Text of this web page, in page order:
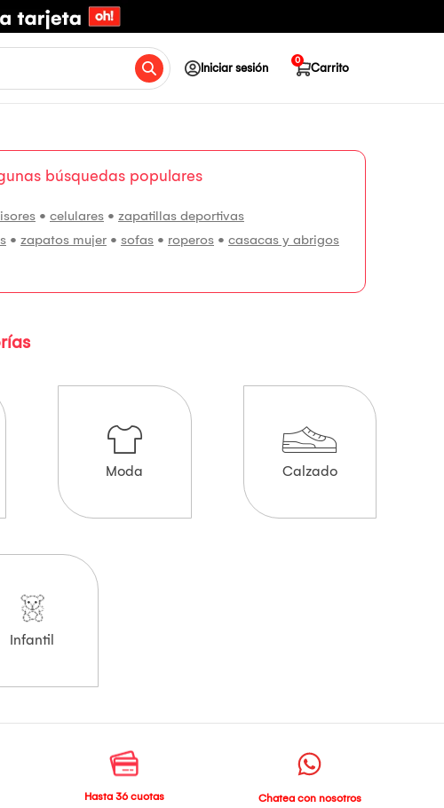
Iniciar sesión Carrito
0
búsquedas populares
• celulares • zapatillas deportivas
• zapatos mujer • sofas • roperos • casacas y abrigos
Moda Calzado
Infantil
Hasta 36 cuotas
Chatea con nosotros